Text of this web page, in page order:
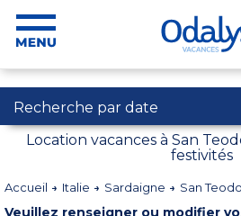
Recherche par date
Location vacances à San
festivités
Accueil Italie Sardaigne San
Veuillez renseigner ou modifier